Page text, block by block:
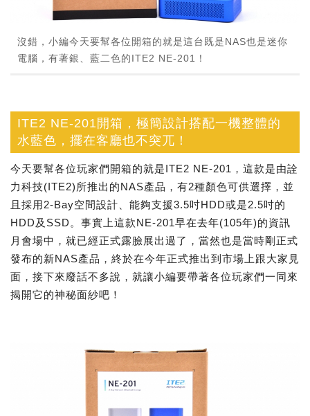
沒錯，小編今天要幫各位開箱的就是這台既是NAS也是迷你
電腦，有著銀、藍二色的ITE2 NE-201！
ITE2 NE-201開箱，極簡設計搭配一機整體的
水藍色，擺在客廳也不突兀！
今天要幫各位玩家們開箱的就是ITE2 NE-201，這款是由詮
力科技(ITE2)所推出的NAS產品，有2種顏色可供選擇，並
且採用2-Bay空間設計、能夠支援3.5吋HDD或是2.5吋的
HDD及SSD。事實上這款NE-201早在去年(105年)的資訊
月會場中，就已經正式露臉展出過了，當然也是當時剛正式
發布的新NAS產品，終於在今年正式推出到市場上跟大家見
面，接下來廢話不多說，就讓小編要帶著各位玩家們一同來
揭開它的神秘面紗吧！